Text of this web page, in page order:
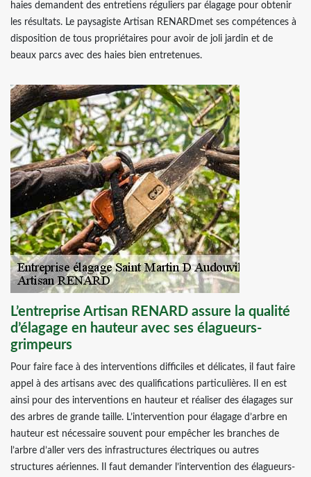
haies demandent des entretiens réguliers par élagage pour obtenir
les résultats. Le paysagiste Artisan RENARDmet ses compétences à
disposition de tous propriétaires pour avoir de joli jardin et de
beaux parcs avec des haies bien entretenues.
L’entreprise Artisan RENARD assure la qualité
d’élagage en hauteur avec ses élagueurs-
grimpeurs
Pour faire face à des interventions difficiles et délicates, il faut faire
appel à des artisans avec des qualifications particulières. Il en est
ainsi pour des interventions en hauteur et réaliser des élagages sur
des arbres de grande taille. L’intervention pour élagage d’arbre en
hauteur est nécessaire souvent pour empêcher les branches de
l’arbre d’aller vers des infrastructures électriques ou autres
structures aériennes. Il faut demander l’intervention des élagueurs-